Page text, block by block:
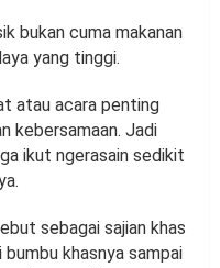
bukan cuma makanan
yang tinggi.
atau acara penting
kebersamaan. Jadi
ikut ngerasain sedikit
sebagai sajian khas
khasnya sampai